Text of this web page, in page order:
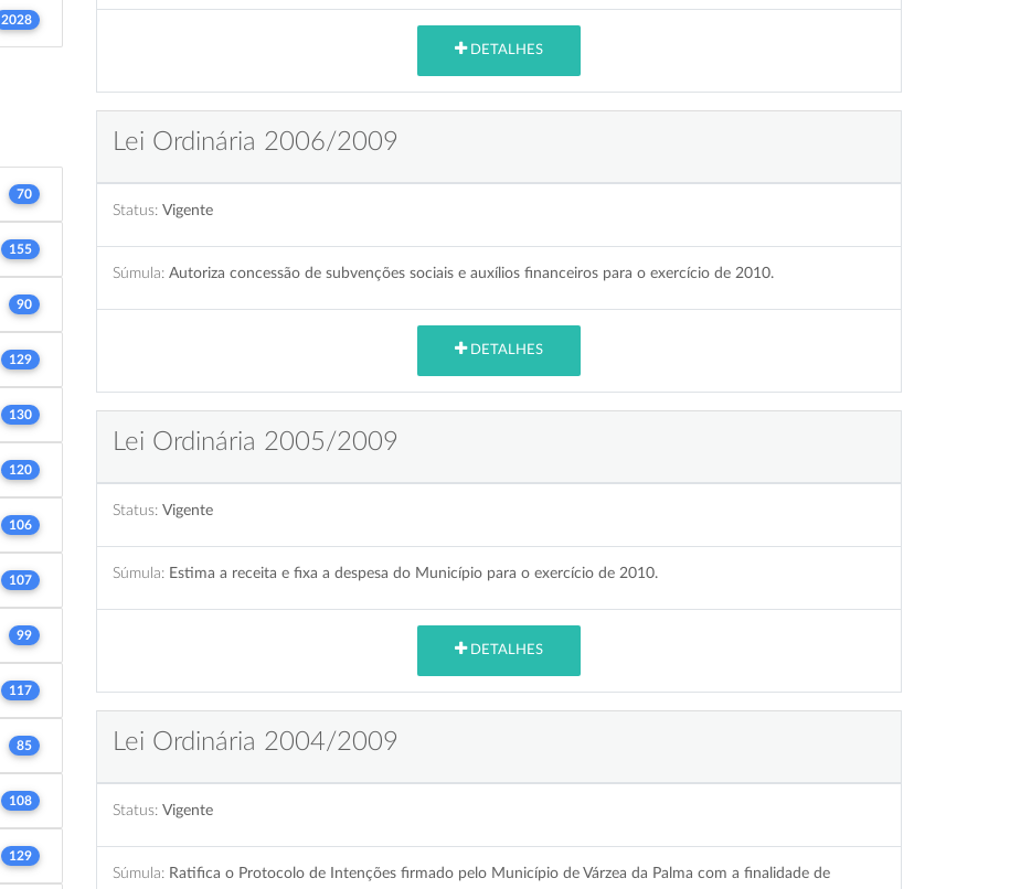
2028
70
155
90
129
130
120
106
107
99
117
85
108
129
DETALHES
Lei Ordinária 2006/2009
Status: Vigente
Súmula: Autoriza concessão de subvenções sociais e auxílios financeiros para o exercício de 2010.
DETALHES
Lei Ordinária 2005/2009
Status: Vigente
Súmula: Estima a receita e fixa a despesa do Município para o exercício de 2010.
DETALHES
Lei Ordinária 2004/2009
Status: Vigente
Súmula: Ratifica o Protocolo de Intenções firmado pelo Município de Várzea da Palma com a finalidade de